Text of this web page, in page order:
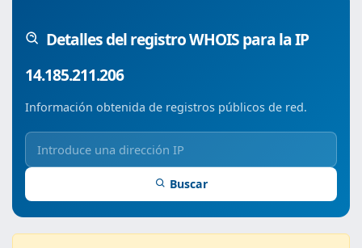
Detalles del registro WHOIS para la IP
14.185.211.206
Información obtenida de registros públicos de red.
Buscar